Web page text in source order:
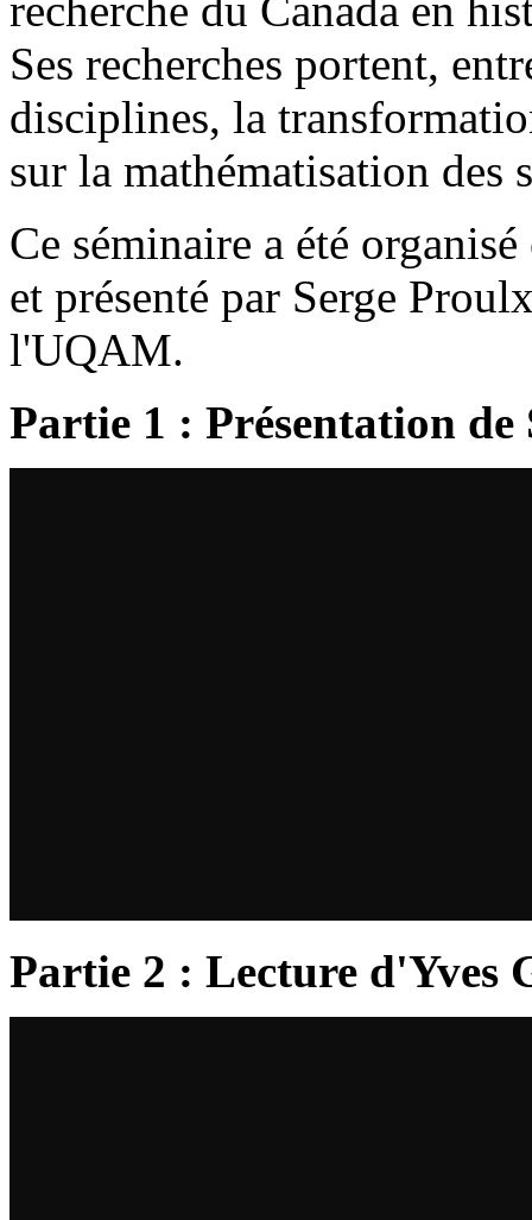
Ses recherches portent,
disciplines, la
sur la mathématisation des
Ce séminaire a été
et présenté par Serge
l'UQAM.
Partie 1 : Présentation de
Partie 2 : Lecture d'Yves